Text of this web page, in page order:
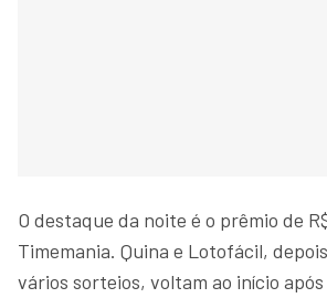
O destaque da noite é o prêmio de
Timemania. Quina e Lotofácil,
vários sorteios, voltam ao início